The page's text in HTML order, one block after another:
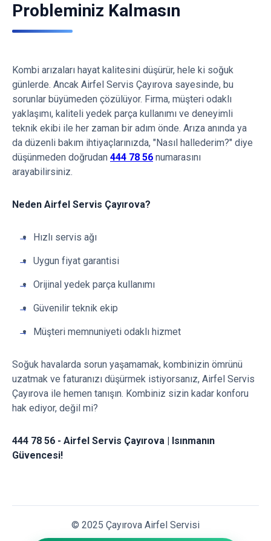
Probleminiz Kalmasın
Kombi arızaları hayat kalitesini düşürür, hele ki soğuk
günlerde. Ancak Airfel Servis Çayırova sayesinde, bu
sorunlar büyümeden çözülüyor. Firma, müşteri odaklı
yaklaşımı, kaliteli yedek parça kullanımı ve deneyimli
teknik ekibi ile her zaman bir adım önde. Arıza anında ya
da düzenli bakım ihtiyaçlarınızda, "Nasıl hallederim?" diye
düşünmeden doğrudan 444 78 56 numarasını
arayabilirsiniz.
Neden Airfel Servis Çayırova?
Hızlı servis ağı
Uygun fiyat garantisi
Orijinal yedek parça kullanımı
Güvenilir teknik ekip
Müşteri memnuniyeti odaklı hizmet
Soğuk havalarda sorun yaşamamak, kombinizin ömrünü
uzatmak ve faturanızı düşürmek istiyorsanız, Airfel Servis
Çayırova ile hemen tanışın. Kombiniz sizin kadar konforu
hak ediyor, değil mi?
444 78 56 - Airfel Servis Çayırova | Isınmanın
Güvencesi!
© 2025 Çayırova Airfel Servisi